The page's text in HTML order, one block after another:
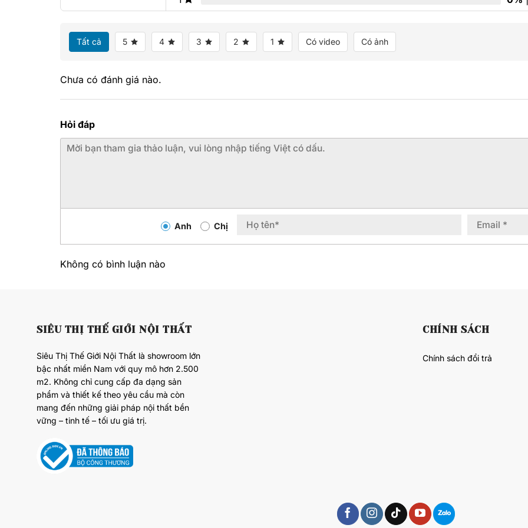
Tất cả 5 4 3 2 1 Có video Có ảnh
Chưa có đánh giá nào.
Hỏi đáp
Anh Chị
Không có bình luận nào
SIÊU THỊ THẾ GIỚI NỘI THẤT
Siêu Thị Thế Giới Nội Thất là showroom lớn
bậc nhất miền Nam với quy mô hơn 2.500
m2. Không chỉ cung cấp đa dạng sản
phẩm và thiết kế theo yêu cầu mà còn
mang đến những giải pháp nội thất bền
vững – tinh tế – tối ưu giá trị.
CHÍNH SÁCH
Chính sách đổi trả